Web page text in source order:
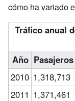
cómo ha variado
Tráfico anual
Año Pasajeros
2010 1,318,713
2011 1,371,461